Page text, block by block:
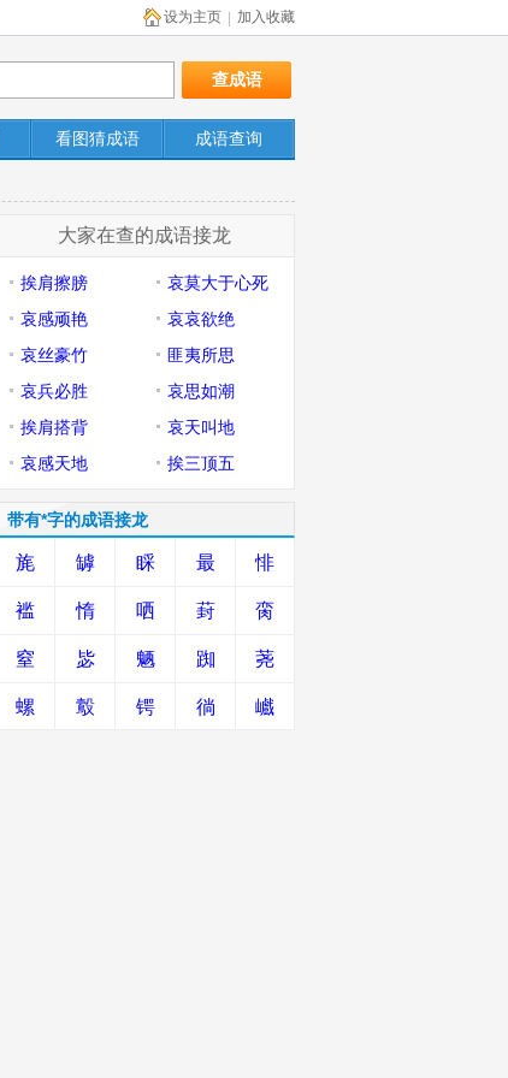
加入收藏
设为主页
看图猜成语 成语查询
大家在查的成语接龙
挨肩擦膀
哀莫大于心死
哀感顽艳
哀哀欲绝
哀丝豪竹
匪夷所思
哀兵必胜
哀思如潮
挨肩搭背
哀天叫地
哀感天地
挨三顶五
带有*字的成语接龙
旄 罅 睬 最 悱
褴 惰 哂 葑 脔
窒 毖 魉 踟 荛
螺 鷇 锷 徜 巇